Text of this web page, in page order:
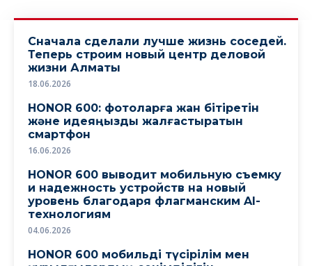
Сначала сделали лучше жизнь соседей.
Теперь строим новый центр деловой
жизни Алматы
18.06.2026
HONOR 600: фотоларға жан бітіретін
және идеяңызды жалғастыратын
смартфон
16.06.2026
HONOR 600 выводит мобильную съемку
и надежность устройств на новый
уровень благодаря флагманским AI-
технологиям
04.06.2026
HONOR 600 мобильді түсірілім мен